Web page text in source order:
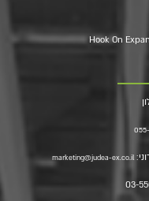
marketing@judea-ex.co.il